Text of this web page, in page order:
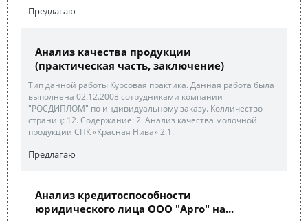
Предлагаю
Анализ качества продукции
(практическая часть, заключение)
Тип данной работы Курсовая практика. Данная работа была
выполнена 02.12.2008 сотрудниками компании
"РОСДИПЛОМ" по индивидуальному заказу. Колличество
страниц: 12. Содержание: 2. Анализ качества молочной
продукции СПК «Красная Нива» 2.1.
Предлагаю
Анализ кредитоспособности
юридического лица ООО "Арго" на...